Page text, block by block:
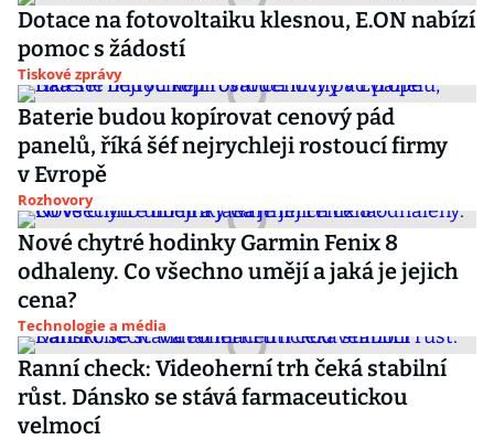
Dotace na fotovoltaiku klesnou, E.ON nabízí
pomoc s žádostí
Tiskové zprávy
Baterie budou kopírovat cenový pád
panelů, říká šéf nejrychleji rostoucí firmy
v Evropě
Rozhovory
Nové chytré hodinky Garmin Fenix 8
odhaleny. Co všechno umějí a jaká je jejich
cena?
Technologie a média
Ranní check: Videoherní trh čeká stabilní
růst. Dánsko se stává farmaceutickou
velmocí